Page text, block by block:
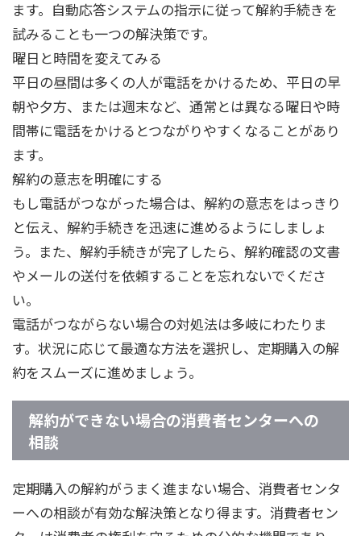
ます。自動応答システムの指示に従って解約手続きを
試みることも一つの解決策です。
曜日と時間を変えてみる
平日の昼間は多くの人が電話をかけるため、平日の早
朝や夕方、または週末など、通常とは異なる曜日や時
間帯に電話をかけるとつながりやすくなることがあり
ます。
解約の意志を明確にする
もし電話がつながった場合は、解約の意志をはっきり
と伝え、解約手続きを迅速に進めるようにしましょ
う。また、解約手続きが完了したら、解約確認の文書
やメールの送付を依頼することを忘れないでくださ
い。
電話がつながらない場合の対処法は多岐にわたりま
す。状況に応じて最適な方法を選択し、定期購入の解
約をスムーズに進めましょう。
解約ができない場合の消費者センターへの
相談
定期購入の解約がうまく進まない場合、消費者センタ
ーへの相談が有効な解決策となり得ます。消費者セン